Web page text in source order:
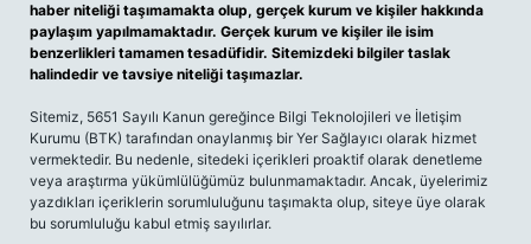
haber niteliği taşımamakta olup, gerçek kurum ve kişiler hakkında
paylaşım yapılmamaktadır. Gerçek kurum ve kişiler ile isim
benzerlikleri tamamen tesadüfidir. Sitemizdeki bilgiler taslak
halindedir ve tavsiye niteliği taşımazlar.
Sitemiz, 5651 Sayılı Kanun gereğince Bilgi Teknolojileri ve İletişim
Kurumu (BTK) tarafından onaylanmış bir Yer Sağlayıcı olarak hizmet
vermektedir. Bu nedenle, sitedeki içerikleri proaktif olarak denetleme
veya araştırma yükümlülüğümüz bulunmamaktadır. Ancak, üyelerimiz
yazdıkları içeriklerin sorumluluğunu taşımakta olup, siteye üye olarak
bu sorumluluğu kabul etmiş sayılırlar.